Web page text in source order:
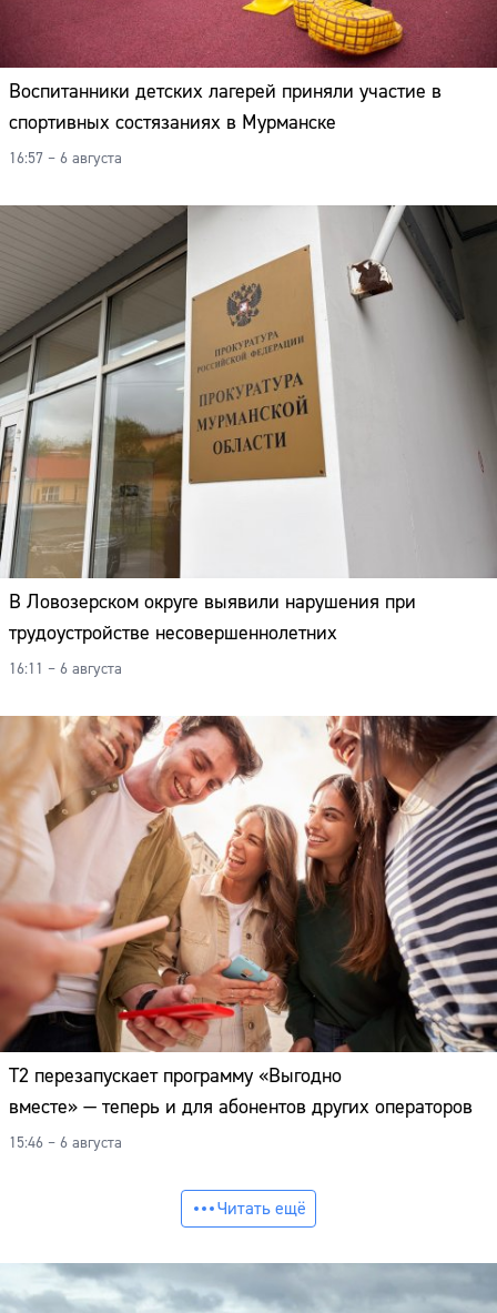
Воспитанники детских лагерей приняли участие в
спортивных состязаниях в Мурманске
16:57 – 6 августа
В Ловозерском округе выявили нарушения при
трудоустройстве несовершеннолетних
16:11 – 6 августа
Т2 перезапускает программу «Выгодно
вместе» — теперь и для абонентов других операторов
15:46 – 6 августа
Читать ещё